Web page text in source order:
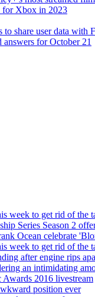
for Xbox in 2023
to share user data with
for October 21
week to get rid of the
Series Season 2
Ocean celebrate
week to get rid of the
after engine rips
an intimidating
2016 livestream
position ever